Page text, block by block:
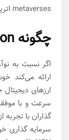
metaverses اتریوم متصل شود.
چگونه Aion دبخریم؟
اگر نسبت به
ارائه می‌کند
سرعت و با
گذاران با
سرمایه گذاری